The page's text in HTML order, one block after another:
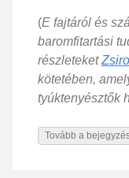
(E fajtáról és
baromfitartási
részleteket
kötetében,
tyúktenyésztők
Tovább a